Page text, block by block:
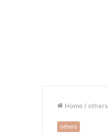
Home / others
others